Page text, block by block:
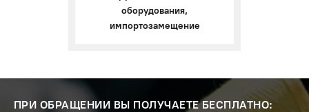
оборудования,
импортозамещение
ПРИ ОБРАЩЕНИИ ВЫ ПОЛУЧАЕТЕ БЕСПЛАТНО: